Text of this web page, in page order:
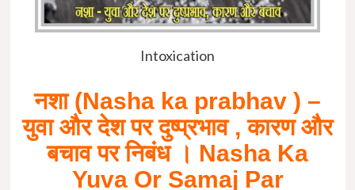
Intoxication
नशा (Nasha ka prabhav ) –
युवा और देश पर दुष्प्रभाव , कारण और
बचाव पर निबंध । Nasha Ka
Yuva Or Samaj Par